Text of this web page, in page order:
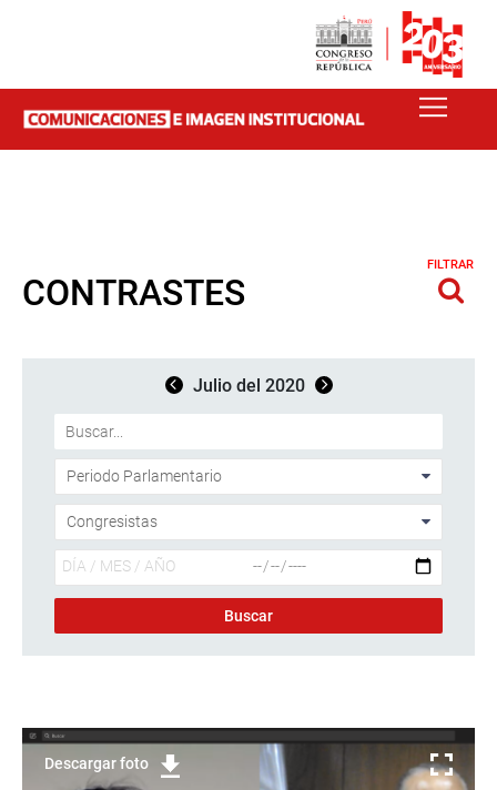
CONTRASTES
FILTRAR
Julio del 2020
Descargar foto